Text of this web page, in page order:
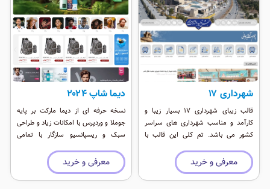
شهرداری ۱۷
قالب زیبای شهرداری ۱۷ بسیار زیبا و
کارآمد و مناسب شهرداری های سراسر
کشور می باشد. تم کلی این قالب با
۵ می باشد ٬ همچنین این نسخه از وب
اپ پشتیبانی کامل می کند و بر روی
گوشی های اندروید و آيفون بصورت Add
معرفی و خرید
دیما شاپ ۲۰۲۴
نسخه حرفه ای از دیما مارکت بر پایه
جوملا و وردپرس با امکانات زیاد و طراحی
سبک و ریسپانسیو سازگار با تمامی
معرفی و خرید